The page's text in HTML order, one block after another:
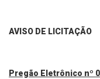
AVISO DE LICITAÇÃO
Pregão Eletrônico nº